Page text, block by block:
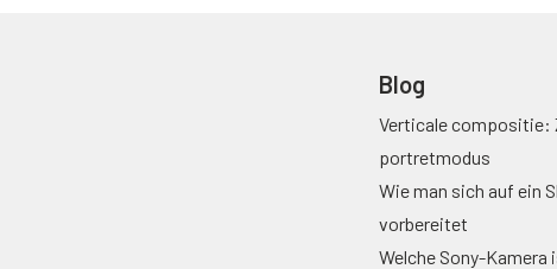
Blog
Verticale compositie:
portretmodus
Wie man sich auf ein
vorbereitet
Welche Sony-Kamera